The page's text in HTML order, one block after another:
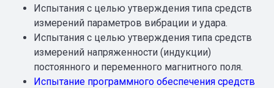
Испытания с целью утверждения типа средств
измерений параметров вибрации и удара.
Испытания с целью утверждения типа средств
измерений напряженности (индукции)
постоянного и переменного магнитного поля.
Испытание программного обеспечения средств